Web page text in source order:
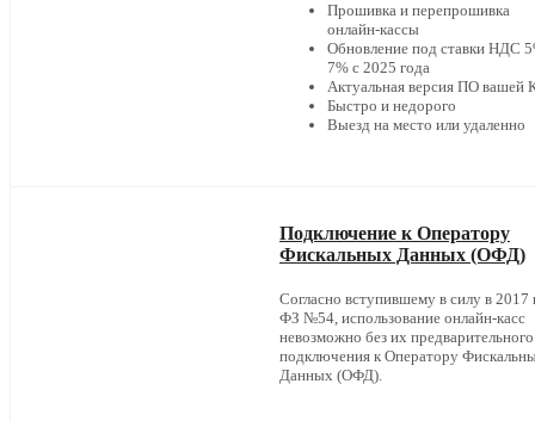
Прошивка и перепрошивка
онлайн-кассы
Обновление под ставки НДС
7% с 2025 года
Актуальная версия ПО вашей
Быстро и недорого
Выезд на место или удаленно
Подключение к Оператору
Фискальных Данных (ОФД)
Согласно вступившему в силу в 2017
ФЗ №54, использование онлайн-касс
невозможно без их предварительного
подключения к Оператору
Данных (ОФД).